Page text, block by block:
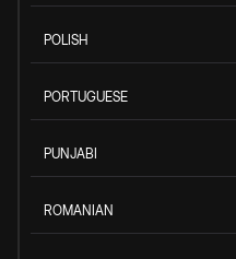
POLISH
PORTUGUESE
PUNJABI
ROMANIAN